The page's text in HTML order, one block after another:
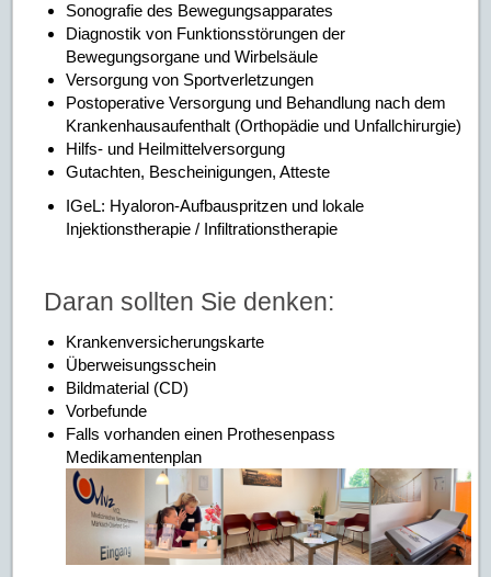
Sonografie des Bewegungsapparates
Diagnostik von Funktionsstörungen der
Bewegungsorgane und Wirbelsäule
Versorgung von Sportverletzungen
Postoperative Versorgung und Behandlung nach dem
Krankenhausaufenthalt (Orthopädie und Unfallchirurgie)
Hilfs- und Heilmittelversorgung
Gutachten, Bescheinigungen, Atteste
IGeL: Hyaloron-Aufbauspritzen und lokale
Injektionstherapie / Infiltrationstherapie
Daran sollten Sie denken:
Krankenversicherungskarte
Überweisungsschein
Bildmaterial (CD)
Vorbefunde
Falls vorhanden einen Prothesenpass
Medikamentenplan